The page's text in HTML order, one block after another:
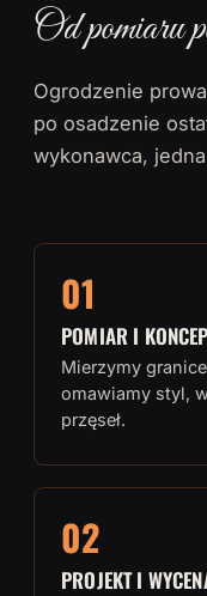
Od pomiaru
Ogrodzenie
po osadzenie
wykonawca,
01
POMIAR I
Mierzymy
omawiamy styl,
przęseł.
02
PROJEKT I